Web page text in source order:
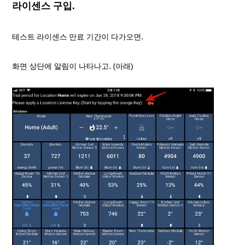
라이센스 구입.
테스트 라이센스 만료 기간이 다가오면.
화면 상단에 알림이 나타나고. (아래)